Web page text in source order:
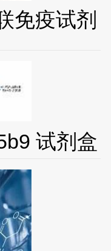
免疫试剂
试剂盒